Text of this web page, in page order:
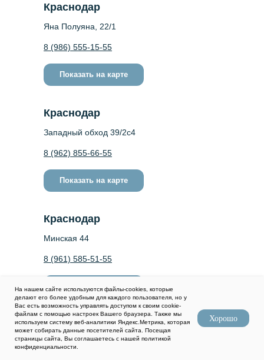
На нашем сайте используются файлы-cookies, которые
делают его более удобным для каждого пользователя, но у
Вас есть возможность управлять доступом к своим cookie-
файлам с помощью настроек Вашего браузера. Также мы
используем систему веб-аналитики Яндекс.Метрика, которая
может собирать данные посетителей сайта. Посещая
страницы сайта, Вы соглашаетесь с нашей политикой
конфиденциальности.
Хорошо
Краснодар
Яна Полуяна, 22/1
8 (986) 555-15-55
Показать на карте
Адыгея, Энем
Лермонтова 29
Краснодар
Минская 44
8 (961) 585-51-55
Показать на карте
Краснодар
Западный обход 39/2c4
8 (962) 855-66-55
Показать на карте